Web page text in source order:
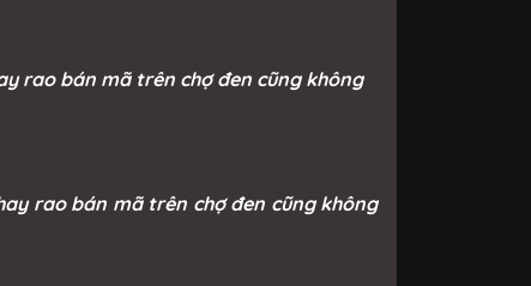
rao bán mã trên chợ đen cũng không
rao bán mã trên chợ đen cũng không